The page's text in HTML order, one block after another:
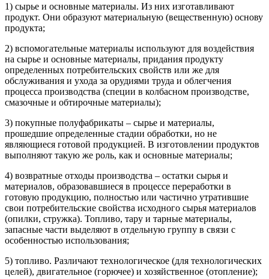
1) сырье и основные материалы. Из них изготавливают
продукт. Они образуют материальную (вещественную) основу
продукта;
2) вспомогательные материалы используют для воздействия
на сырье и основные материалы, придания продукту
определенных потребительских свойств или же для
обслуживания и ухода за орудиями труда и облегчения
процесса производства (специи в колбасном производстве,
смазочные и обтирочные материалы);
3) покупные полуфабрикаты – сырье и материалы,
прошедшие определенные стадии обработки, но не
являющиеся готовой продукцией. В изготовлении продуктов
выполняют такую же роль, как и основные материалы;
4) возвратные отходы производства – остатки сырья и
материалов, образовавшиеся в процессе переработки в
готовую продукцию, полностью или частично утратившие
свои потребительские свойства исходного сырья материалов
(опилки, стружка). Топливо, тару и тарные материалы,
запасные части выделяют в отдельную группу в связи с
особенностью использования;
5) топливо. Различают технологическое (для технологических
целей), двигательное (горючее) и хозяйственное (отопление);